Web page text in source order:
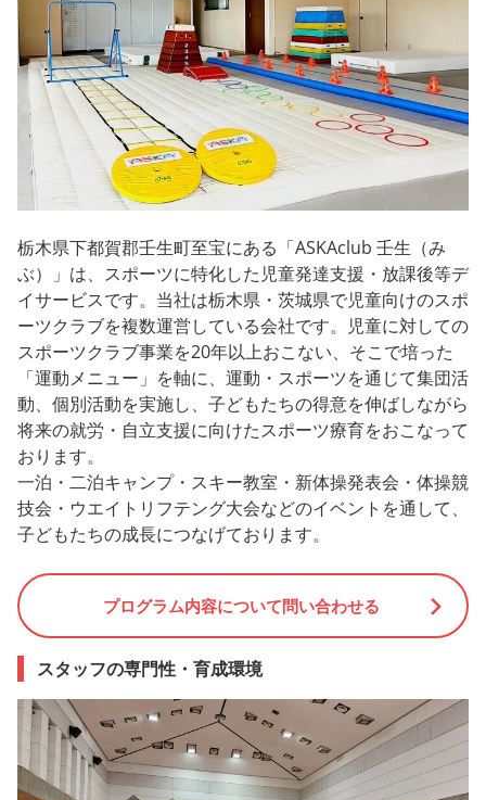
栃木県下都賀郡壬生町至宝にある「ASKAclub 壬生（み
ぶ）」は、スポーツに特化した児童発達支援・放課後等デ
イサービスです。当社は栃木県・茨城県で児童向けのスポ
ーツクラブを複数運営している会社です。児童に対しての
スポーツクラブ事業を20年以上おこない、そこで培った
「運動メニュー」を軸に、運動・スポーツを通じて集団活
動、個別活動を実施し、子どもたちの得意を伸ばしながら
将来の就労・自立支援に向けたスポーツ療育をおこなって
おります。
一泊・二泊キャンプ・スキー教室・新体操発表会・体操競
技会・ウエイトリフテング大会などのイベントを通して、
子どもたちの成長につなげております。
プログラム内容について問い合わせる
スタッフの専門性・育成環境